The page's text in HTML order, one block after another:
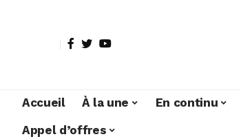
Accueil À la une En continu
Appel d’offres